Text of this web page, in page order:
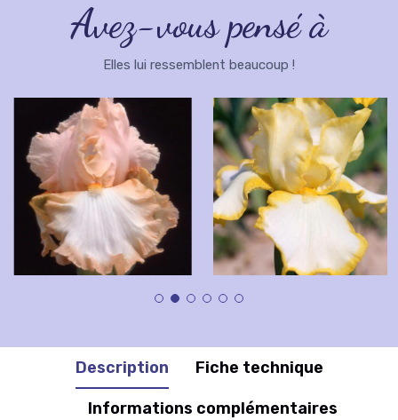
Avez-vous pensé à
Elles lui ressemblent beaucoup !
Description Fiche technique
Informations complémentaires